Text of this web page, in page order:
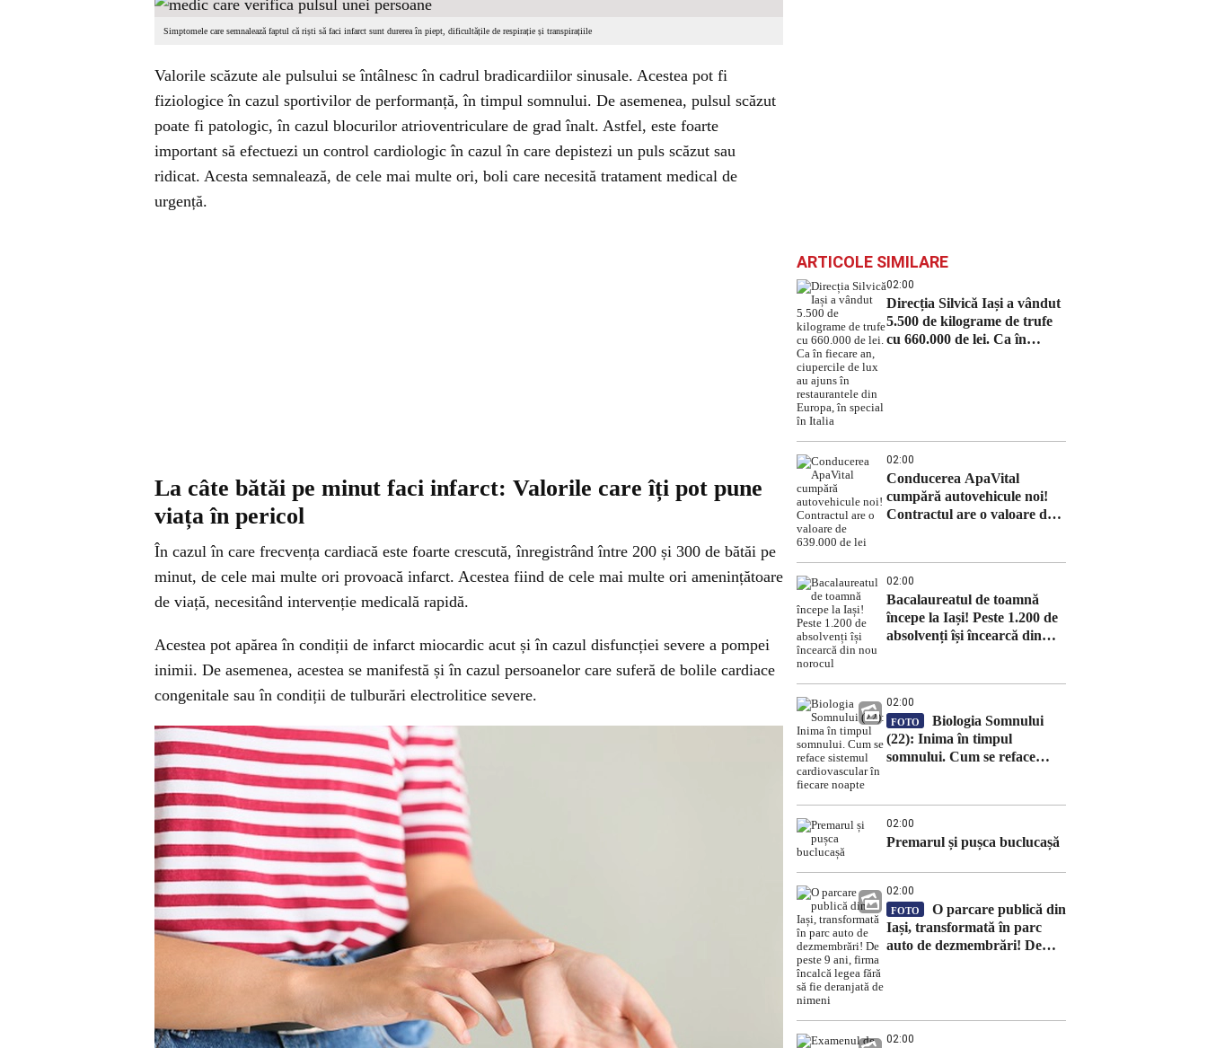
Simptomele care semnalează faptul că riști să faci infarct sunt durerea în piept, dificultățile de respirație și transpirațiile
Valorile scăzute ale pulsului se întâlnesc în cadrul bradicardiilor sinusale. Acestea pot fi
fiziologice în cazul sportivilor de performanță, în timpul somnului. De asemenea, pulsul scăzut
poate fi patologic, în cazul blocurilor atrioventriculare de grad înalt. Astfel, este foarte
important să efectuezi un control cardiologic în cazul în care depistezi un puls scăzut sau
ridicat. Acesta semnalează, de cele mai multe ori, boli care necesită tratament medical de
urgență.
La câte bătăi pe minut faci infarct: Valorile care îți pot pune
viața în pericol
În cazul în care frecvența cardiacă este foarte crescută, înregistrând între 200 și 300 de bătăi pe
minut, de cele mai multe ori provoacă infarct. Acestea fiind de cele mai multe ori amenințătoare
de viață, necesitând intervenție medicală rapidă.
Acestea pot apărea în condiții de infarct miocardic acut și în cazul disfuncției severe a pompei
inimii. De asemenea, acestea se manifestă și în cazul persoanelor care suferă de bolile cardiace
congenitale sau în condiții de tulburări electrolitice severe.
ARTICOLE SIMILARE
02:00
Direcția Silvică Iași a vândut
5.500 de kilograme de trufe
cu 660.000 de lei. Ca în
02:00
Conducerea ApaVital
cumpără autovehicule noi!
Contractul are o valoare de
02:00
Bacalaureatul de toamnă
începe la Iași! Peste 1.200 de
absolvenți își încearcă din
02:00
FOTO
Biologia Somnului
(22): Inima în timpul
somnului. Cum se reface
02:00
Premarul și pușca buclucașă
02:00
FOTO
O parcare publică din
Iași, transformată în parc
auto de dezmembrări! De
02:00